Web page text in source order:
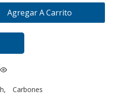
Agregar A Carrito
, Carbones